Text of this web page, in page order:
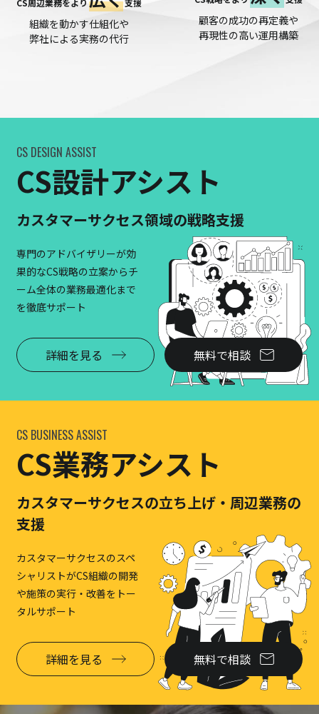
顧客の成功の再定義や
再現性の高い運用構築
CS周辺業務をより 支援
組織を動かす仕組化や
弊社による実務の代行
CS DESIGN ASSIST
CS設計アシスト
カスタマーサクセス領域の戦略支援
専門のアドバイザリーが効
果的なCS戦略の立案からチ
ーム全体の業務最適化まで
を徹底サポート
詳細を見る 無料で相談
CS BUSINESS ASSIST
CS業務アシスト
カスタマーサクセスの立ち上げ・周辺業務の
支援
カスタマーサクセスのスペ
シャリストがCS組織の開発
や施策の実行・改善をトー
タルサポート
詳細を見る 無料で相談